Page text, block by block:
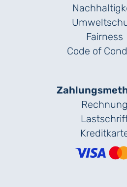
Fairness
Code of
Rechnung